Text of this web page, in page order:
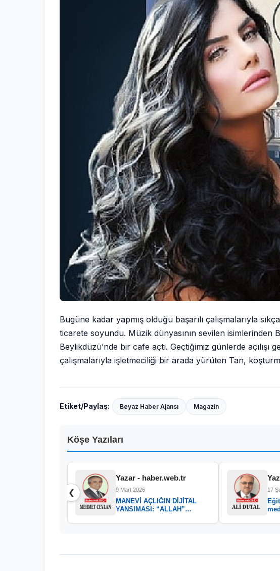
Bugüne kadar yapmış olduğu başarılı çalışmalarıyla
ticarete soyundu. Müzik dünyasının sevilen
Beylikdüzü’nde bir cafe açtı. Geçtiğimiz günlerde
çalışmalarıyla işletmeciliği bir arada yürüten Tan,
Etiket/Paylaş: Beyaz Haber Ajansı Magazin
Köşe Yazıları
❮
Yazar - haber.web.tr
9 Mart 2026
MANEVİ AÇLIĞIN DİJİTAL
YANSIMASI: “ALLAH”
17